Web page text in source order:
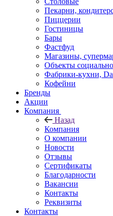
Пекарни,
Пиццерии
Гостиницы
Бары
Фастфуд
Магазины,
Объекты
Фабрики-кухни,
Кофейни
Бренды
Акции
Компания
Назад
Компания
О компании
Новости
Отзывы
Сертификаты
Благодарности
Вакансии
Контакты
Реквизиты
Контакты